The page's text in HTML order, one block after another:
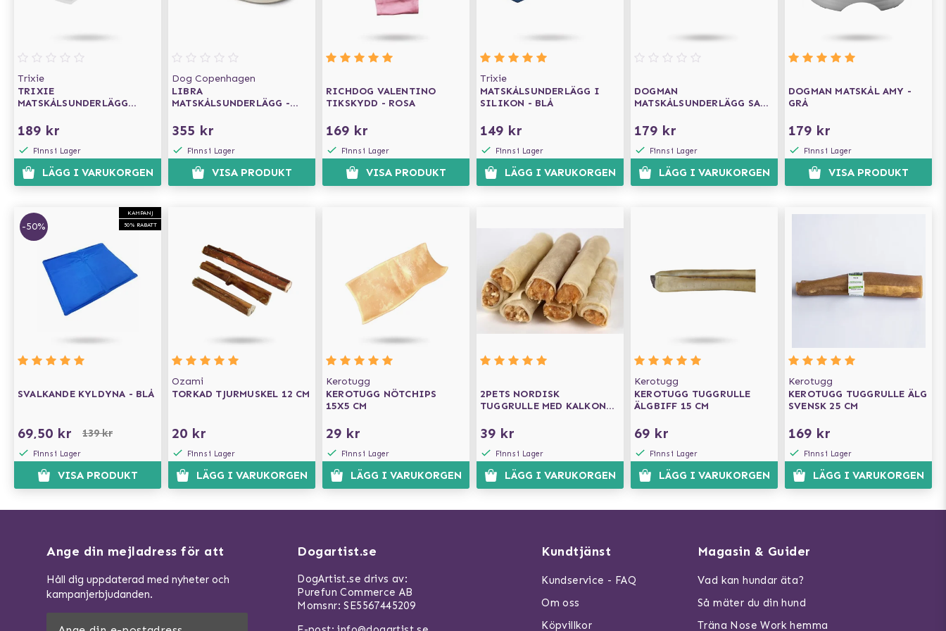
Trixie
TRIXIE
MATSKÅLSUNDERLÄGG
189 kr
Finns i Lager
LÄGG I VARUKORGEN
Dog Copenhagen
LIBRA
MATSKÅLSUNDERLÄGG -
355 kr
Finns i Lager
VISA PRODUKT
RICHDOG VALENTINO
TIKSKYDD - ROSA
169 kr
Finns i Lager
VISA PRODUKT
Trixie
MATSKÅLSUNDERLÄGG I
SILIKON - BLÅ
149 kr
Finns i Lager
LÄGG I VARUKORGEN
DOGMAN
MATSKÅLSUNDERLÄGG SARA
179 kr
Finns i Lager
LÄGG I VARUKORGEN
DOGMAN MATSKÅL AMY -
GRÅ
179 kr
Finns i Lager
VISA PRODUKT
KAMPANJ
50% RABATT
-50%
SVALKANDE KYLDYNA - BLÅ
69,50 kr 139 kr
Finns i Lager
VISA PRODUKT
Ozami
TORKAD TJURMUSKEL 12 CM
20 kr
Finns i Lager
LÄGG I VARUKORGEN
Kerotugg
KEROTUGG NÖTCHIPS
15X5 CM
29 kr
Finns i Lager
LÄGG I VARUKORGEN
2PETS NORDISK
TUGGRULLE MED KALKON
39 kr
Finns i Lager
LÄGG I VARUKORGEN
Kerotugg
KEROTUGG TUGGRULLE
ÄLGBIFF 15 CM
69 kr
Finns i Lager
LÄGG I VARUKORGEN
Kerotugg
KEROTUGG TUGGRULLE ÄLG
SVENSK 25 CM
169 kr
Finns i Lager
LÄGG I VARUKORGEN
Ange din mejladress för att
Håll dig uppdaterad med nyheter och
kampanjerbjudanden.
Dogartist.se
DogArtist.se drivs av:
Purefun Commerce AB
Momsnr: SE5567445209
Kundtjänst
Kundservice - FAQ
Om oss
Köpvillkor
Magasin & Guider
Vad kan hundar äta?
Så mäter du din hund
Träna Nose Work hemma